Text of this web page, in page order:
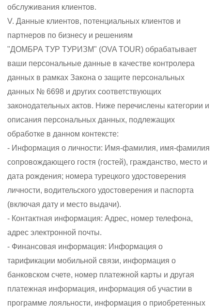
обслуживания клиентов.
V. Данные клиентов, потенциальных клиентов и
партнеров по бизнесу и решениям
"ДОМБРА ТУР ТУРИЗМ" (OVA TOUR) обрабатывает
ваши персональные данные в качестве контролера
данных в рамках Закона о защите персональных
данных № 6698 и других соответствующих
законодательных актов. Ниже перечислены категории и
описания персональных данных, подлежащих
обработке в данном контексте:
- Информация о личности: Имя-фамилия, имя-фамилия
сопровождающего гостя (гостей), гражданство, место и
дата рождения; номера турецкого удостоверения
личности, водительского удостоверения и паспорта
(включая дату и место выдачи).
- Контактная информация: Адрес, номер телефона,
адрес электронной почты.
- Финансовая информация: Информация о
тарификации мобильной связи, информация о
банковском счете, номер платежной карты и другая
платежная информация, информация об участии в
программе лояльности, информация о приобретенных